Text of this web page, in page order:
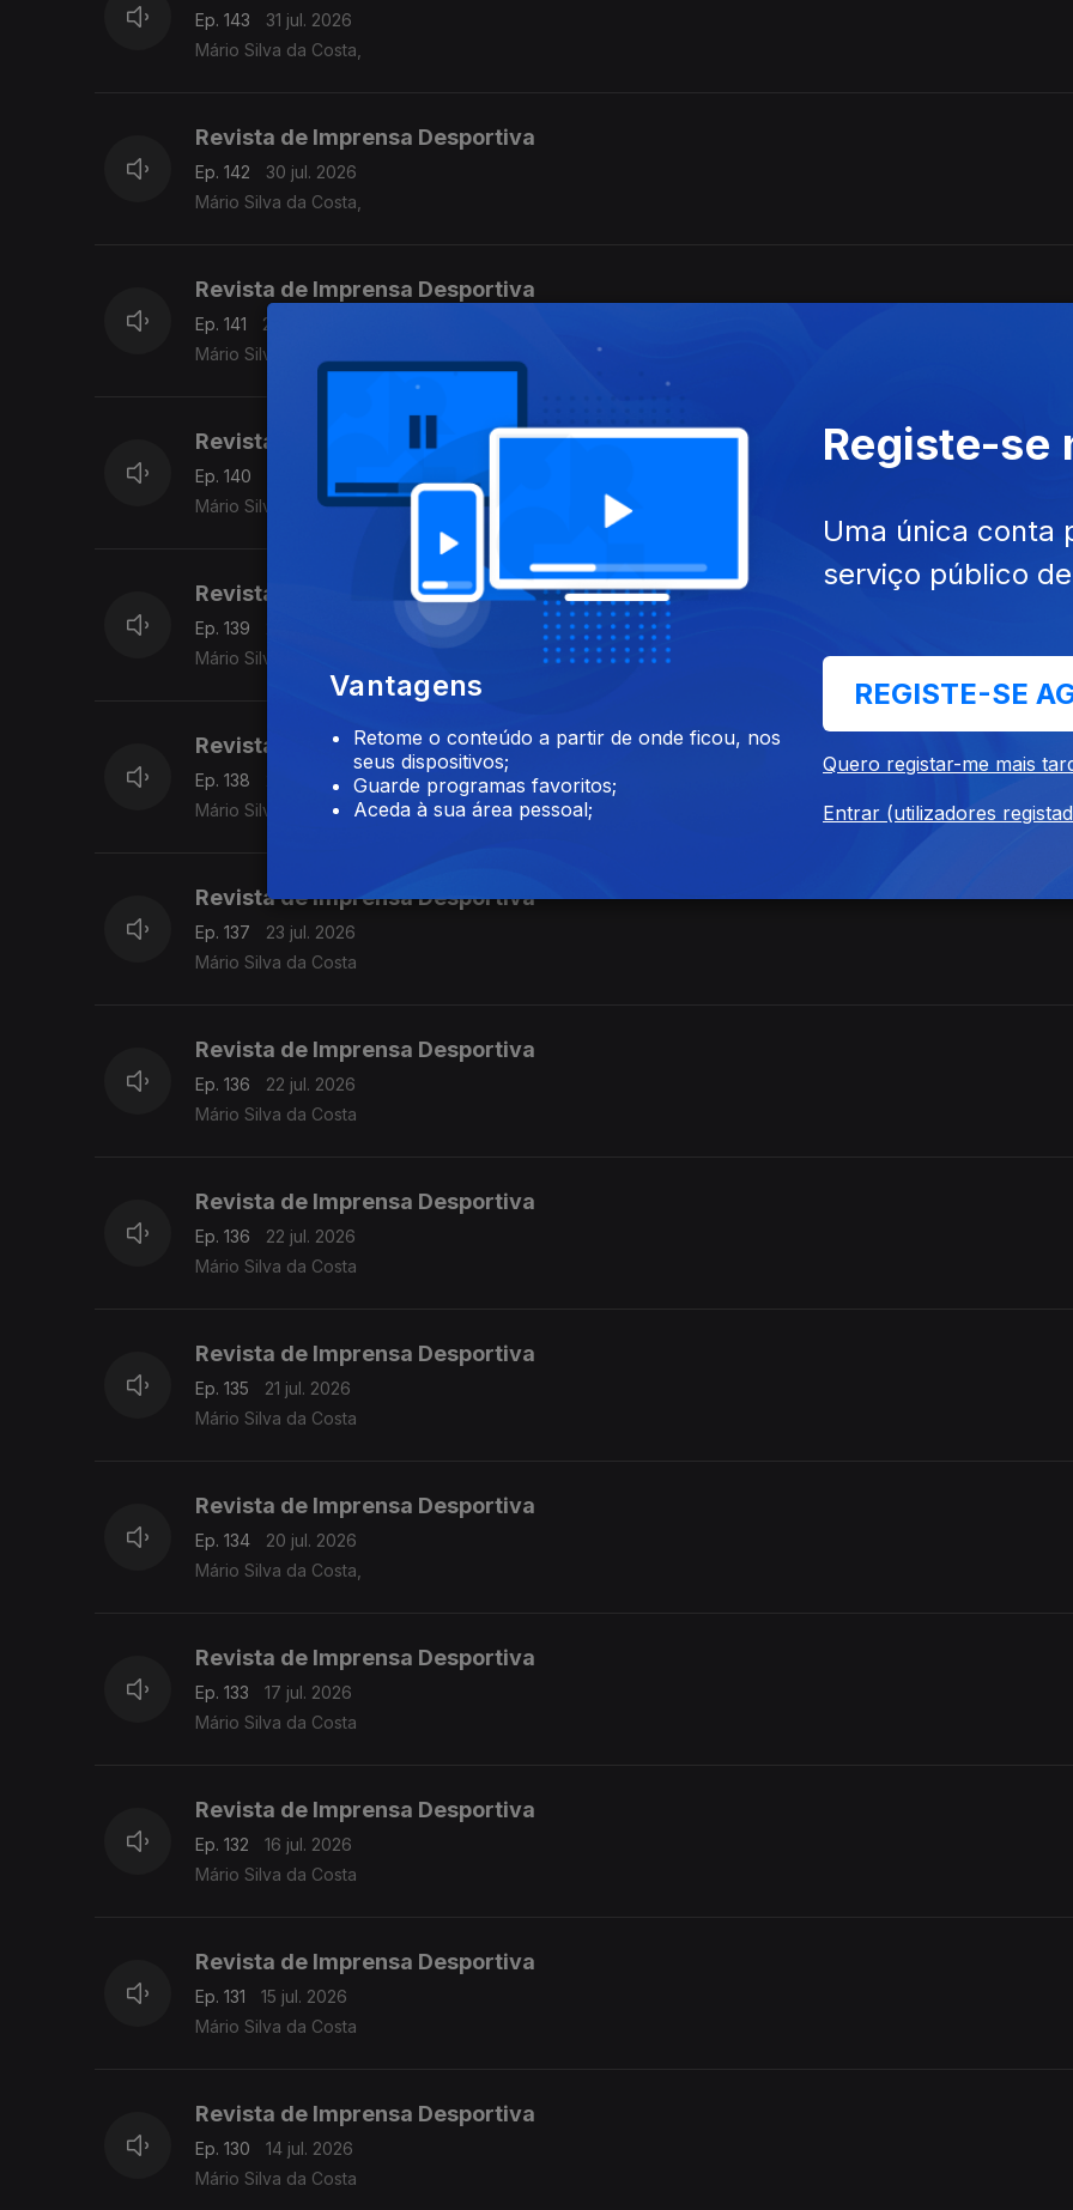
Ep. 143
31 jul. 2026
Mário Silva da Costa,
Revista de Imprensa Desportiva
Ep. 142
30 jul. 2026
Mário Silva da Costa,
Revista de Imprensa Desportiva
Ep. 141
29 jul. 2026
Mário Silva da Costa
Revista de Imprensa Desportiva
Ep. 140
Mário Silva da Costa
Revista de Imprensa Desportiva
Ep. 139
Mário Silva da Costa
Revista de Imprensa Desportiva
Ep. 138
24 jul. 2026
Mário Silva da Costa
Revista de Imprensa Desportiva
Ep. 137
23 jul. 2026
Mário Silva da Costa
Revista de Imprensa Desportiva
Ep. 136
22 jul. 2026
Mário Silva da Costa
Revista de Imprensa Desportiva
Ep. 136
22 jul. 2026
Mário Silva da Costa
Revista de Imprensa Desportiva
Ep. 135
21 jul. 2026
Mário Silva da Costa
Revista de Imprensa Desportiva
Ep. 134
20 jul. 2026
Mário Silva da Costa,
Revista de Imprensa Desportiva
Ep. 133
17 jul. 2026
Mário Silva da Costa
Revista de Imprensa Desportiva
Ep. 132
16 jul. 2026
Mário Silva da Costa
Revista de Imprensa Desportiva
Ep. 131
15 jul. 2026
Mário Silva da Costa
Revista de Imprensa Desportiva
Ep. 130
14 jul. 2026
Mário Silva da Costa
Vantagens
Retome o conteúdo a partir de onde ficou, nos
seus dispositivos;
Guarde programas favoritos;
Aceda à sua área pessoal;
Registe-se
Uma única conta
serviço público
REGISTE-SE
Quero registar-me mais
Entrar (utilizadores